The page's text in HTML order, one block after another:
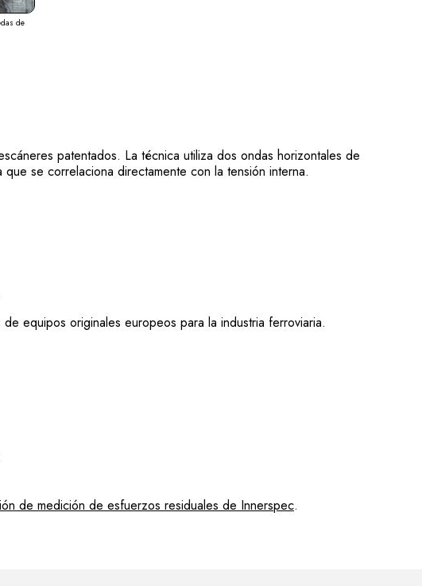
de
patentados. La técnica utiliza dos ondas horizontales de
se correlaciona directamente con la tensión interna.
equipos originales europeos para la industria ferroviaria.
de medición de esfuerzos residuales de Innerspec.